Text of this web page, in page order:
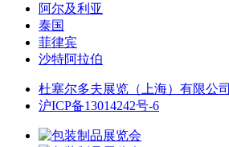
阿尔及利亚
泰国
菲律宾
沙特阿拉伯
杜塞尔多夫展览（上海）有限公司
沪ICP备13014242号-6